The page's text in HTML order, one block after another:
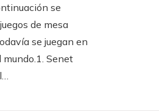
se
de mesa
se juegan en
Senet